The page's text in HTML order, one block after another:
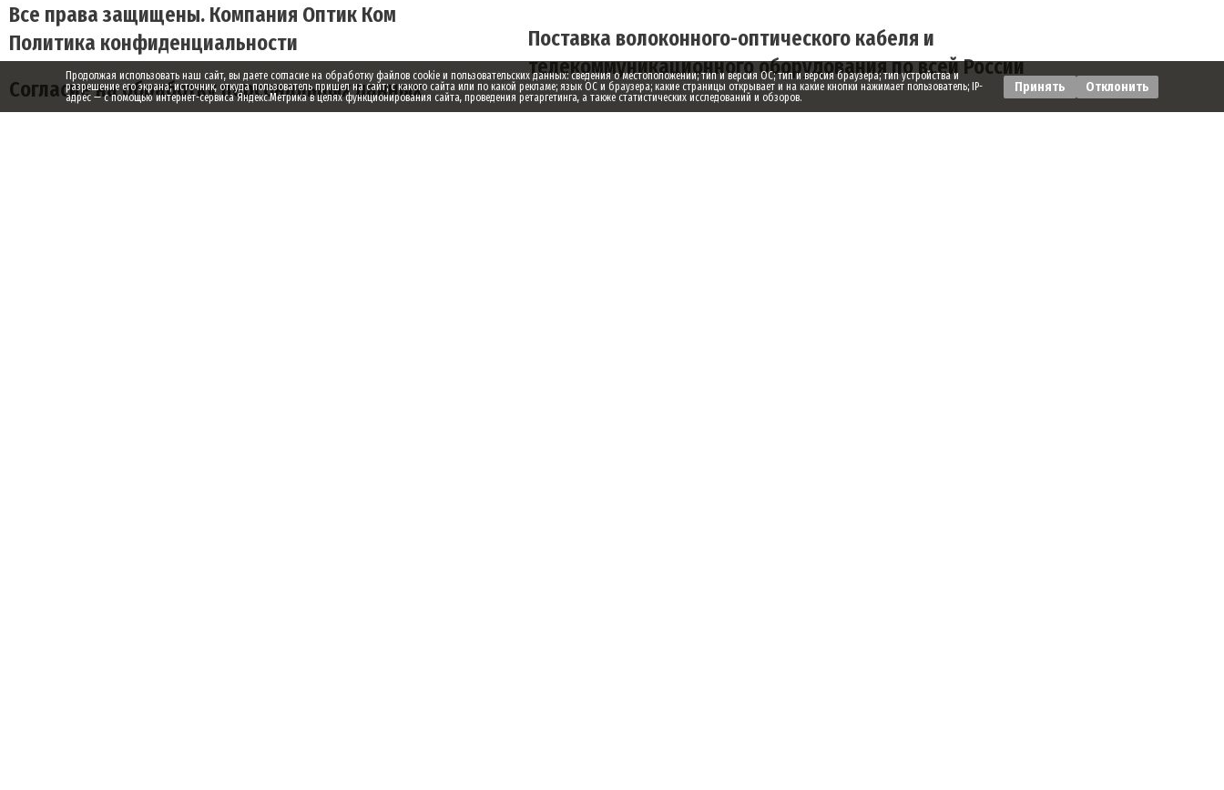
Все права защищены. Компания Оптик Ком
Политика конфиденциальности
Согласие на обработку персональных данных
Поставка волоконного-оптического кабеля и
телекоммуникационного оборудования по всей России
Продолжая использовать наш сайт, вы даете согласие на обработку файлов cookie и пользовательских данных: сведения о местоположении; тип и версия ОС; тип и версия браузера; тип устройства и
разрешение его экрана; источник, откуда пользователь пришел на сайт; с какого сайта или по какой рекламе; язык ОС и браузера; какие страницы открывает и на какие кнопки нажимает пользователь; IP-
адрес — с помощью интернет-сервиса Яндекс.Метрика в целях функционирования сайта, проведения ретаргетинга, а также статистических исследований и обзоров.
Принять Отклонить